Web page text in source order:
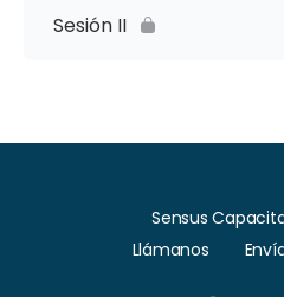
Sesión II
Sensus
Llámanos